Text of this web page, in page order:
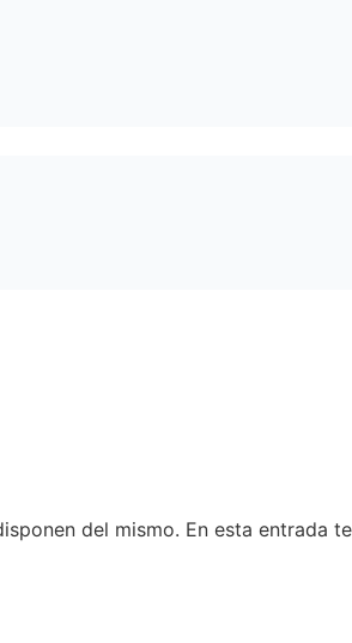
del mismo. En esta entrada